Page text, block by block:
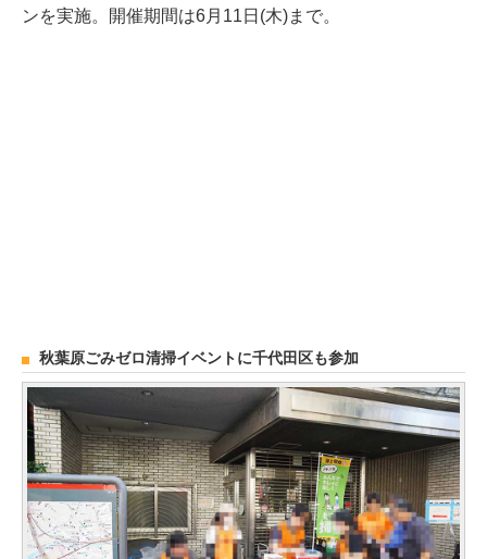
ンを実施。開催期間は6月11日(木)まで。
秋葉原ごみゼロ清掃イベントに千代田区も参加